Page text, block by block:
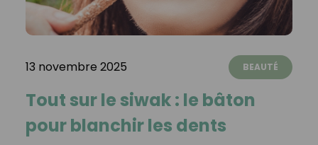
13 novembre 2025 BEAUTÉ
Tout sur le siwak : le bâton
pour blanchir les dents